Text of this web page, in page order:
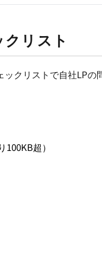
リスト
クリストで自社LPの
超）